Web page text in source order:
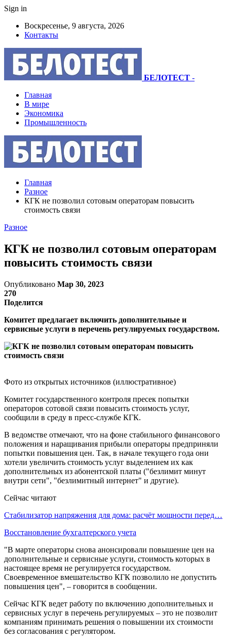
Sign in
Воскресенье, 9 августа, 2026
Контакты
БЕЛОТЕСТ -
Главная
В мире
Экономика
Промышленность
Главная
Разное
КГК не позволил сотовым операторам повысить
стоимость связи
Разное
КГК не позволил сотовым операторам
повысить стоимость связи
Опубликовано Мар 30, 2023
270
Поделится
Комитет предлагает включить дополнительные и
сервисные услуги в перечень регулируемых государством.
Фото из открытых источников (иллюстративное)
Комитет государственного контроля пресек попытки
операторов сотовой связи повысить стоимость услуг,
сообщили в среду в пресс-службе КГК.
В ведомстве отмечают, что на фоне стабильного финансового
положения и наращивания прибыли операторы предприняли
попытки повышения цен. Так, в начале текущего года они
хотели увеличить стоимость услуг выделением их как
дополнительных из абонентской платы ("безлимит минут
внутри сети", "безлимитный интернет" и другие).
Сейчас читают
Стабилизатор напряжения для дома: расчёт мощности перед…
Восстановление бухгалтерского учета
"В марте операторы снова анонсировали повышение цен на
дополнительные и сервисные услуги, стоимость которых в
настоящее время не регулируется государством.
Своевременное вмешательство КГК позволило не допустить
повышения цен", – говорится в сообщении.
Сейчас КГК ведет работу по включению дополнительных и
сервисных услуг в перечень регулируемых – это не позволит
компаниям принимать решения о повышении их стоимости
без согласования с регулятором.